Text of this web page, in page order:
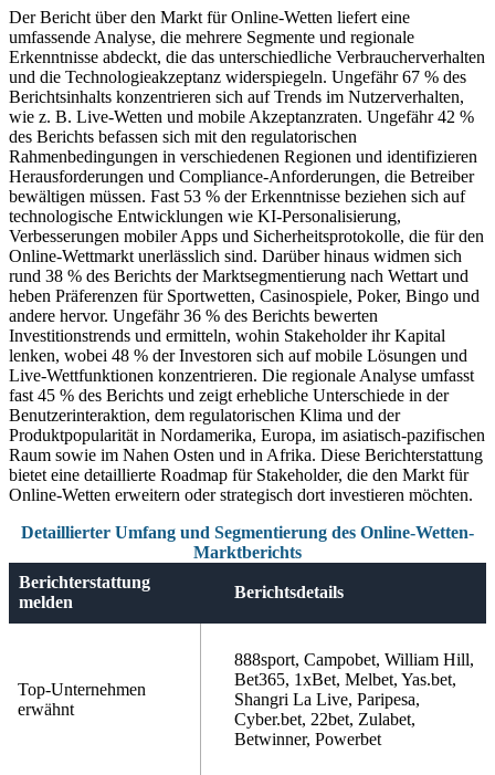
Der Bericht über den Markt für Online-Wetten liefert eine
umfassende Analyse, die mehrere Segmente und regionale
Erkenntnisse abdeckt, die das unterschiedliche Verbraucherverhalten
und die Technologieakzeptanz widerspiegeln. Ungefähr 67 % des
Berichtsinhalts konzentrieren sich auf Trends im Nutzerverhalten,
wie z. B. Live-Wetten und mobile Akzeptanzraten. Ungefähr 42 %
des Berichts befassen sich mit den regulatorischen
Rahmenbedingungen in verschiedenen Regionen und identifizieren
Herausforderungen und Compliance-Anforderungen, die Betreiber
bewältigen müssen. Fast 53 % der Erkenntnisse beziehen sich auf
technologische Entwicklungen wie KI-Personalisierung,
Verbesserungen mobiler Apps und Sicherheitsprotokolle, die für den
Online-Wettmarkt unerlässlich sind. Darüber hinaus widmen sich
rund 38 % des Berichts der Marktsegmentierung nach Wettart und
heben Präferenzen für Sportwetten, Casinospiele, Poker, Bingo und
andere hervor. Ungefähr 36 % des Berichts bewerten
Investitionstrends und ermitteln, wohin Stakeholder ihr Kapital
lenken, wobei 48 % der Investoren sich auf mobile Lösungen und
Live-Wettfunktionen konzentrieren. Die regionale Analyse umfasst
fast 45 % des Berichts und zeigt erhebliche Unterschiede in der
Benutzerinteraktion, dem regulatorischen Klima und der
Produktpopularität in Nordamerika, Europa, im asiatisch-pazifischen
Raum sowie im Nahen Osten und in Afrika. Diese Berichterstattung
bietet eine detaillierte Roadmap für Stakeholder, die den Markt für
Online-Wetten erweitern oder strategisch dort investieren möchten.
Detaillierter Umfang und Segmentierung des Online-Wetten-
Marktberichts
Berichterstattung
melden
Berichtsdetails
Top-Unternehmen
erwähnt
888sport, Campobet, William Hill,
Bet365, 1xBet, Melbet, Yas.bet,
Shangri La Live, Paripesa,
Cyber.bet, 22bet, Zulabet,
Betwinner, Powerbet